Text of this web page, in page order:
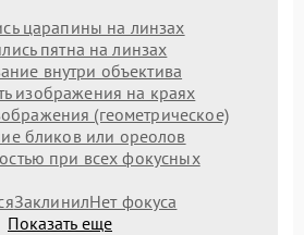
царапины на линзах
пятна на линзах
внутри объектива
изображения на краях
(геометрическое)
бликов или ореолов
при всех фокусных
ЗаклинилНет фокуса
Показать еще